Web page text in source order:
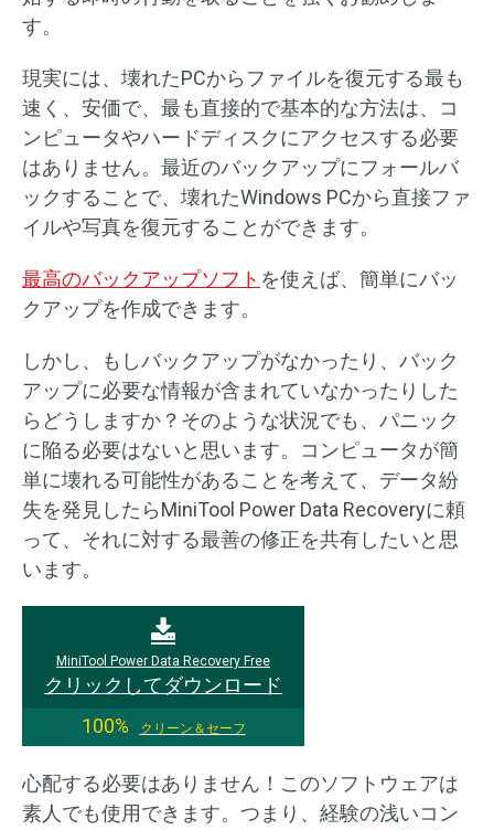
す。
現実には、壊れたPCからファイルを復元する最も
速く、安価で、最も直接的で基本的な方法は、コ
ンピュータやハードディスクにアクセスする必要
はありません。最近のバックアップにフォールバ
ックすることで、壊れたWindows PCから直接ファ
イルや写真を復元することができます。
最高のバックアップソフト を使えば、簡単にバッ
クアップを作成できます。
しかし、もしバックアップがなかったり、バック
アップに必要な情報が含まれていなかったりした
らどうしますか？そのような状況でも、パニック
に陥る必要はないと思います。コンピュータが簡
単に壊れる可能性があることを考えて、データ紛
失を発見したらMiniTool Power Data Recoveryに頼
って、それに対する最善の修正を共有したいと思
います。
MiniTool Power Data Recovery Free
クリックしてダウンロード
100%
クリーン＆セーフ
心配する必要はありません！このソフトウェアは
素人でも使用できます。つまり、経験の浅いコン